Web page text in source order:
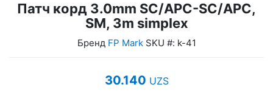
Патч корд 3.0mm SC/APC-SC/APC,
SM, 3m simplex
Бренд FP Mark SKU #: k-41
30.140 UZS